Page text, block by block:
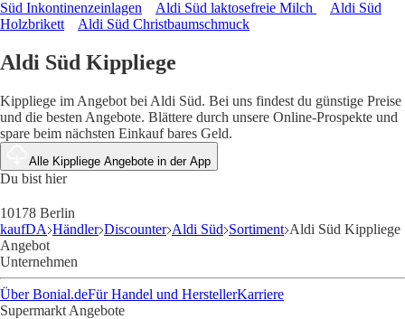
Süd Inkontinenzeinlagen
Aldi Süd laktosefreie Milch
Aldi Süd
Holzbrikett
Aldi Süd Christbaumschmuck
Aldi Süd Kippliege
Kippliege im Angebot bei Aldi Süd. Bei uns findest du günstige Preise
und die besten Angebote. Blättere durch unsere Online-Prospekte und
spare beim nächsten Einkauf bares Geld.
Alle Kippliege Angebote in der App
Du bist hier
10178 Berlin
kaufDA Händler Discounter Aldi Süd Sortiment Aldi Süd Kippliege
Angebot
Unternehmen
Über Bonial.deFür Handel und HerstellerKarriere
Supermarkt Angebote